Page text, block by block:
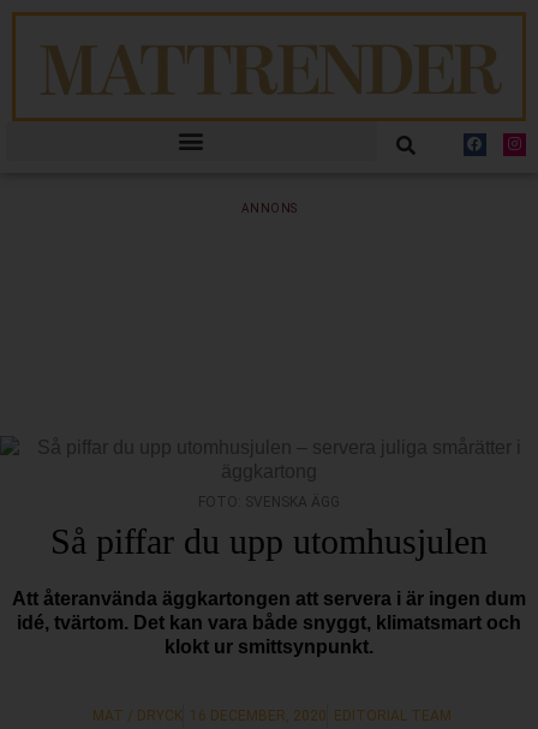
ANNONS
FOTO: SVENSKA ÄGG
Så piffar du upp utomhusjulen
Att återanvända äggkartongen att servera i är ingen dum
idé, tvärtom. Det kan vara både snyggt, klimatsmart och
klokt ur smittsynpunkt.
MAT / DRYCK 16 DECEMBER, 2020 EDITORIAL TEAM